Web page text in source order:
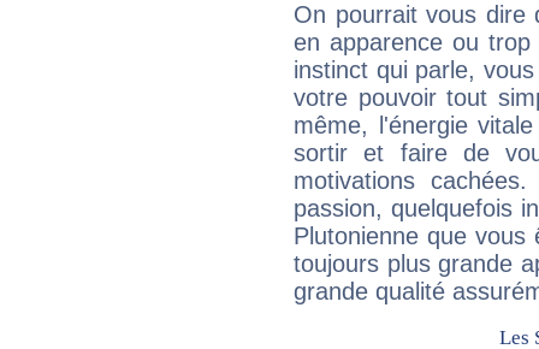
On pourrait vous dire
en apparence ou
instinct qui parle,
votre pouvoir tout
même, l'énergie
sortir et faire de
motivations
passion, quelquefois
Plutonienne que
toujours plus grande
grande qualité